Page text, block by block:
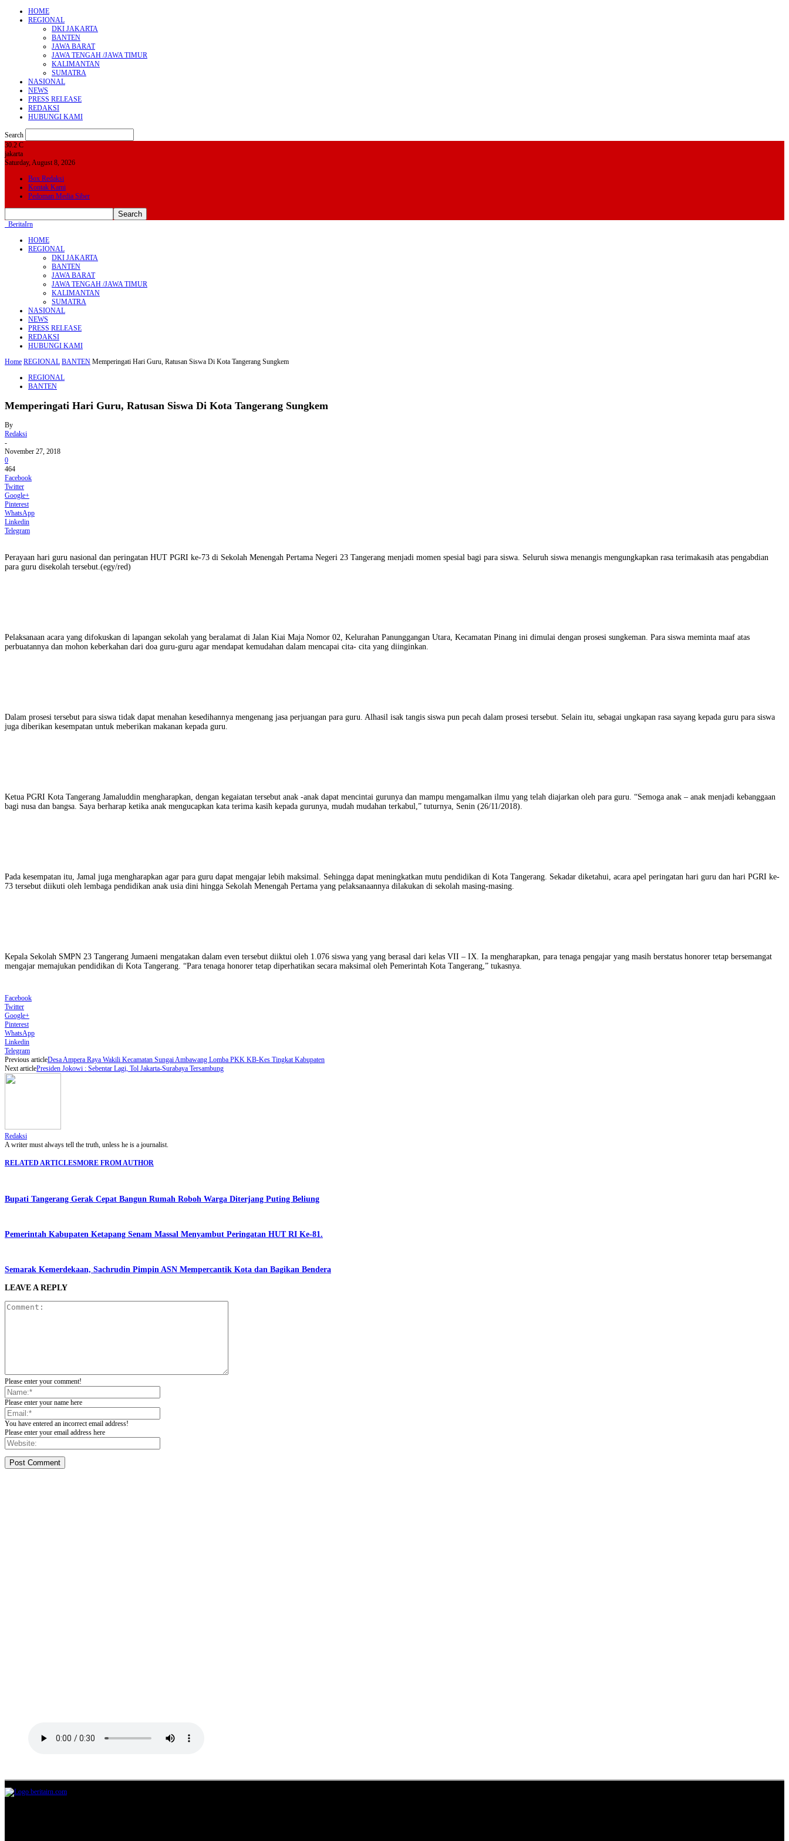
HOME
REGIONAL
DKI JAKARTA
BANTEN
JAWA BARAT
JAWA TENGAH /JAWA TIMUR
KALIMANTAN
SUMATRA
NASIONAL
NEWS
PRESS RELEASE
REDAKSI
HUBUNGI KAMI
Search
30.2 C
jakarta
Saturday, August 8, 2026
Box Redaksi
Kontak Kami
Pedoman Media Siber
BeritaIrn
HOME
REGIONAL
DKI JAKARTA
BANTEN
JAWA BARAT
JAWA TENGAH /JAWA TIMUR
KALIMANTAN
SUMATRA
NASIONAL
NEWS
PRESS RELEASE
REDAKSI
HUBUNGI KAMI
Home REGIONAL BANTEN Memperingati Hari Guru, Ratusan Siswa Di Kota Tangerang Sungkem
REGIONAL
BANTEN
Memperingati Hari Guru, Ratusan Siswa Di Kota Tangerang Sungkem
By
Redaksi
-
November 27, 2018
0
464
Facebook
Twitter
Google+
Pinterest
WhatsApp
Linkedin
Telegram
Perayaan hari guru nasional dan peringatan HUT PGRI ke-73 di Sekolah Menengah Pertama Negeri 23 Tangerang menjadi momen spesial bagi para siswa. Seluruh siswa menangis mengungkapkan rasa terimakasih atas pengabdian
para guru disekolah tersebut.(egy/red)
Pelaksanaan acara yang difokuskan di lapangan sekolah yang beralamat di Jalan Kiai Maja Nomor 02, Kelurahan Panunggangan Utara, Kecamatan Pinang ini dimulai dengan prosesi sungkeman. Para siswa meminta maaf atas
perbuatannya dan mohon keberkahan dari doa guru-guru agar mendapat kemudahan dalam mencapai cita- cita yang diinginkan.
Dalam prosesi tersebut para siswa tidak dapat menahan kesedihannya mengenang jasa perjuangan para guru. Alhasil isak tangis siswa pun pecah dalam prosesi tersebut. Selain itu, sebagai ungkapan rasa sayang kepada guru para siswa
juga diberikan kesempatan untuk meberikan makanan kepada guru.
Ketua PGRI Kota Tangerang Jamaluddin mengharapkan, dengan kegaiatan tersebut anak -anak dapat mencintai gurunya dan mampu mengamalkan ilmu yang telah diajarkan oleh para guru. “Semoga anak – anak menjadi kebanggaan
bagi nusa dan bangsa. Saya berharap ketika anak mengucapkan kata terima kasih kepada gurunya, mudah mudahan terkabul,” tuturnya, Senin (26/11/2018).
Pada kesempatan itu, Jamal juga mengharapkan agar para guru dapat mengajar lebih maksimal. Sehingga dapat meningkatkan mutu pendidikan di Kota Tangerang. Sekadar diketahui, acara apel peringatan hari guru dan hari PGRI ke-
73 tersebut diikuti oleh lembaga pendidikan anak usia dini hingga Sekolah Menengah Pertama yang pelaksanaannya dilakukan di sekolah masing-masing.
Kepala Sekolah SMPN 23 Tangerang Jumaeni mengatakan dalam even tersebut diiktui oleh 1.076 siswa yang yang berasal dari kelas VII – IX. Ia mengharapkan, para tenaga pengajar yang masih berstatus honorer tetap bersemangat
mengajar memajukan pendidikan di Kota Tangerang. “Para tenaga honorer tetap diperhatikan secara maksimal oleh Pemerintah Kota Tangerang,” tukasnya.
Facebook
Twitter
Google+
Pinterest
WhatsApp
Linkedin
Telegram
Previous articleDesa Ampera Raya Wakili Kecamatan Sungai Ambawang Lomba PKK KB-Kes Tingkat Kabupaten
Next articlePresiden Jokowi : Sebentar Lagi, Tol Jakarta-Surabaya Tersambung
Redaksi
A writer must always tell the truth, unless he is a journalist.
RELATED ARTICLESMORE FROM AUTHOR
Bupati Tangerang Gerak Cepat Bangun Rumah Roboh Warga Diterjang Puting Beliung
Pemerintah Kabupaten Ketapang Senam Massal Menyambut Peringatan HUT RI Ke-81.
Semarak Kemerdekaan, Sachrudin Pimpin ASN Mempercantik Kota dan Bagikan Bendera
LEAVE A REPLY
Please enter your comment!
Please enter your name here
You have entered an incorrect email address!
Please enter your email address here